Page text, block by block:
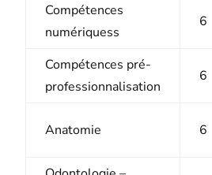
Compétences
numériquess
6
Compétences pré-
professionnalisation
6
Anatomie 6